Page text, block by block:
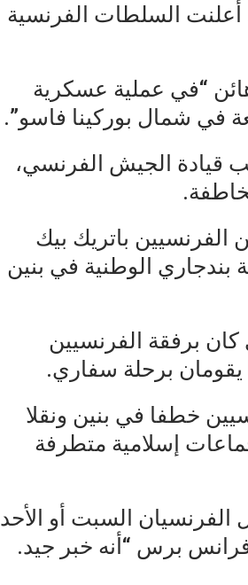
السلطات الفرنسية
“في عملية عسكرية
في شمال بوركينا فاسو”.
قيادة الجيش الفرنسي،
الفرنسيين باتريك بيك
بندجاري الوطنية في بنين
برفقة الفرنسيين
يقومان برحلة سفاري.
خطفا في بنين ونقلا
إسلامية متطرفة
السبت أو الأحد
فرانس برس “أنه خبر جيد.